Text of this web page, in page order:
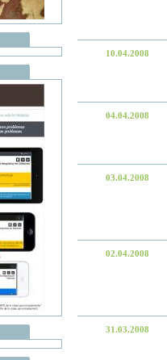
10.04.2008
04.04.2008
03.04.2008
02.04.2008
31.03.2008